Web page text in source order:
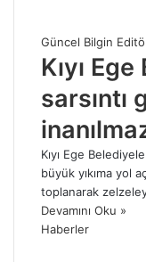
Güncel Bilgin
Kıyı
sarsıntı
Kıyı Ege
büyük yıkıma yol
toplanarak
Devamını Oku »
Haberler